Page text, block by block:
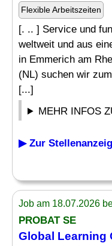
Flexible Arbeitszeiten
[. .. ] Service und
weltweit und aus
in Emmerich am
(NL) suchen wir
[...]
MEHR INFOS
▶ Zur
Job am 18.07.2026
PROBAT SE
Global Learning